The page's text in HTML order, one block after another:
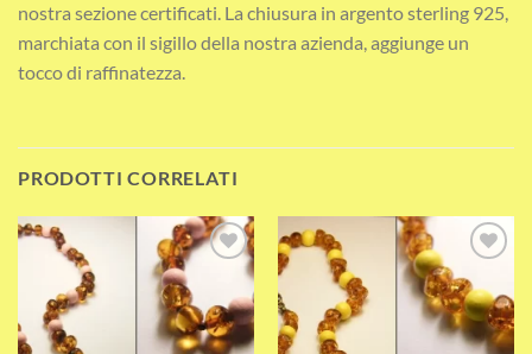
nostra sezione certificati. La chiusura in argento sterling 925,
marchiata con il sigillo della nostra azienda, aggiunge un
tocco di raffinatezza.
PRODOTTI CORRELATI
Add to wishlist Add to wishlist